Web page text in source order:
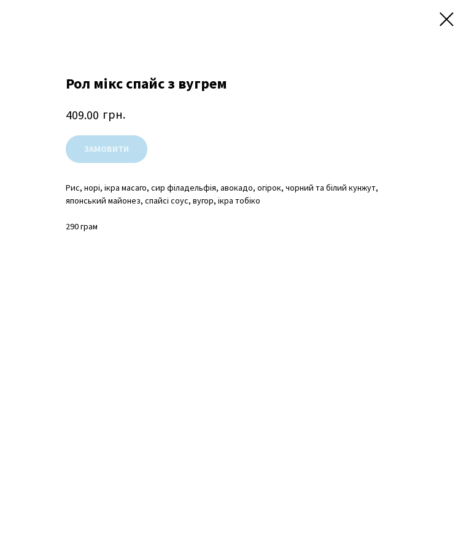
Рол мікс спайс з вугрем
409.00 грн.
ЗАМОВИТИ
Рис, норі, ікра масаго, сир філадельфія, авокадо, огірок, чорний та білий кунжут,
японський майонез, спайсі соус, вугор, ікра тобіко
290 грам